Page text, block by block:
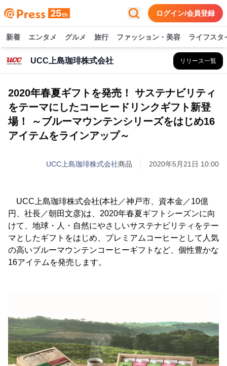
ログイン/会員登録
新着 エンタメ グルメ 旅行 ファッション・美容 ライフスタ
UCC上島珈琲株式会社 リリース一覧
2020年春夏ギフトを発売！ サステナビリティ
をテーマにしたコーヒードリンクギフト新登
場！ ～ブルーマウンテンシリーズをはじめ16
アイテムをラインアップ～
UCC上島珈琲株式会社商品 2020年5月21日 10:00
UCC上島珈琲株式会社(本社／神戸市、資本金／10億
円、社長／朝田文彦)は、2020年春夏ギフトシーズンに向
けて、地球・人・自然にやさしいサステナビリティをテー
マとしたギフトをはじめ、プレミアムコーヒーとして人気
の高いブルーマウンテンコーヒーギフトなど、個性豊かな
16アイテムを発売します。